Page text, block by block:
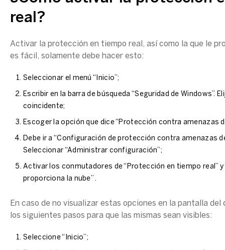
real?
Activar la protección en tiempo real, así como la que le
es fácil, solamente debe hacer esto:
Seleccionar el menú “Inicio”;
Escribir en la barra de búsqueda “Seguridad de Windows”.
coincidente;
Escoger la opción que dice “Protección contra amenazas
Debe ir a “Configuración de protección contra amenazas
Seleccionar “Administrar configuración”;
Activar los conmutadores de “Protección en tiempo real”
proporciona la nube” .
En caso de no visualizar estas opciones en la pantalla del
los siguientes pasos para que las mismas sean visibles:
Seleccione “Inicio”;